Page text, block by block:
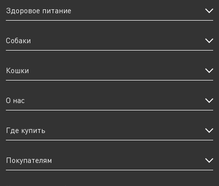
Здоровое питание
Собаки
Кошки
О нас
Где купить
Покупателям